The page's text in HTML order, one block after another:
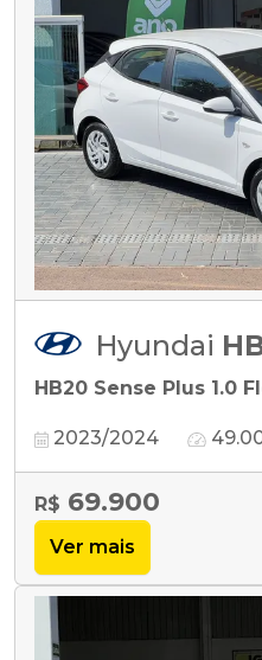
Hyundai
HB20 Sense Plus 1.0
2023/2024
R$ 69.900
Ver mais